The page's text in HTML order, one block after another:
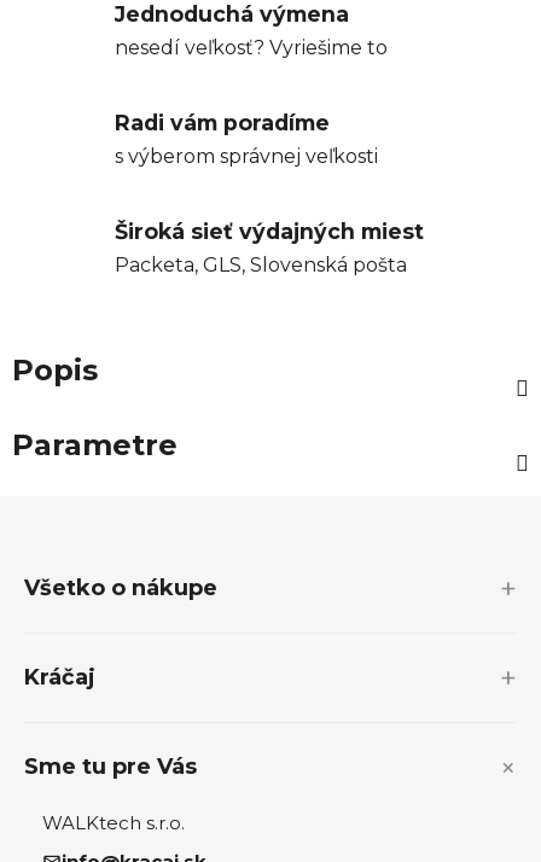
Jednoduchá výmena
nesedí veľkosť? Vyriešime to
Radi vám poradíme
s výberom správnej veľkosti
Široká sieť výdajných miest
Packeta, GLS, Slovenská pošta
Popis
Parametre
Všetko o nákupe
Kráčaj
Sme tu pre Vás
WALKtech s.r.o.